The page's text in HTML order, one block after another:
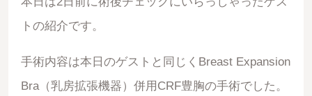
トの紹介です。
手術内容は本日のゲストと同じくBreast Expansion
Bra（乳房拡張機器）併用CRF豊胸の手術でした。